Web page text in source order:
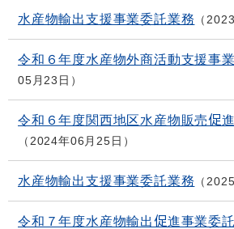
水産物輸出支援事業委託業務
令和６年度水産物外商活動支援事
05月23日
令和６年度関西地区水産物販売促
2024年06月25日
水産物輸出支援事業委託業務
令和７年度水産物輸出促進事業委